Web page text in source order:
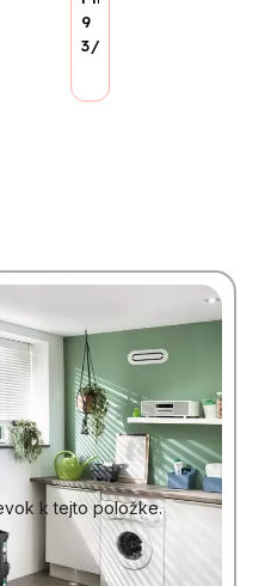
9
3/4"
k tejto položke.